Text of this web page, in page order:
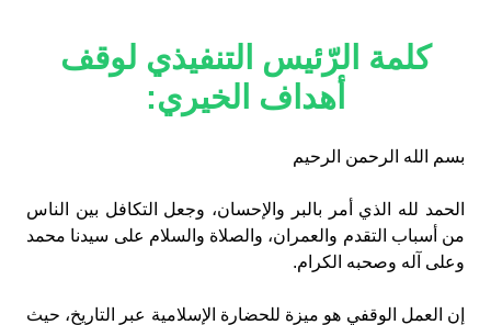
كلمة الرّئيس التنفيذي لوقف
أهداف الخيري:
بسم الله الرحمن الرحيم
الحمد لله الذي أمر بالبر والإحسان، وجعل التكافل بين الناس
من أسباب التقدم والعمران، والصلاة والسلام على سيدنا محمد
وعلى آله وصحبه الكرام.
إن العمل الوقفي هو ميزة للحضارة الإسلامية عبر التاريخ، حيث